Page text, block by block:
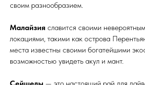
своим разнообразием.
Малайзия славится своими
локациями, такими как острова
места известны своими богатейшими
возможностью увидеть акул и мант.